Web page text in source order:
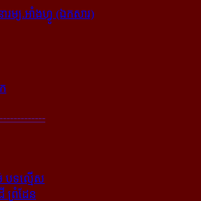
បទល្មើស
ព្រំដែន